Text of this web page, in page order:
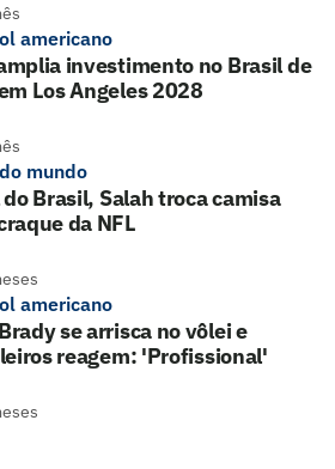
americano
investimento no Brasil de
Los Angeles 2028
mundo
Brasil, Salah troca camisa
da NFL
americano
se arrisca no vôlei e
reagem: 'Profissional'